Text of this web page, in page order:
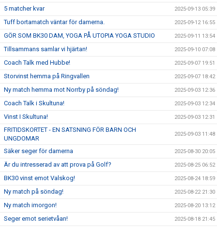
5 matcher kvar 2025-09-13 05:39
Tuff bortamatch väntar för damerna. 2025-09-12 16:55
GÖR SOM BK30 DAM, YOGA PÅ UTOPIA YOGA STUDIO 2025-09-11 13:54
Tillsammans samlar vi hjärtan! 2025-09-10 07:08
Coach Talk med Hubbe! 2025-09-07 19:51
Storvinst hemma på Ringvallen 2025-09-07 18:42
Ny match hemma mot Norrby på söndag! 2025-09-03 12:36
Coach Talk i Skultuna! 2025-09-03 12:34
Vinst I Skultuna! 2025-09-03 12:31
FRITIDSKORTET - EN SATSNING FÖR BARN OCH
UNGDOMAR
2025-09-03 11:48
Säker seger för damerna 2025-08-30 20:05
Är du intresserad av att prova på Golf? 2025-08-25 06:52
BK30 vinst emot Valskog! 2025-08-24 18:59
Ny match på söndag! 2025-08-22 21:30
Ny match imorgon! 2025-08-20 13:12
Seger emot serietvåan! 2025-08-18 21:45